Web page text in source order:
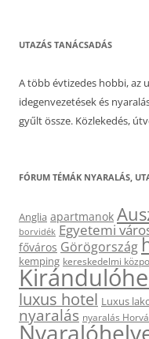
UTAZÁS TANÁCSADÁS
A több évtizedes hobbi, az
idegenvezetések és
gyűlt össze. Közlekedés,
FÓRUM TÉMÁK NYARALÁS,
Anglia apartmanok
borvidék Egyetemi
főváros Görögország
kemping kereskedelmi
luxus hotel Luxus
nyaralás nyaralás